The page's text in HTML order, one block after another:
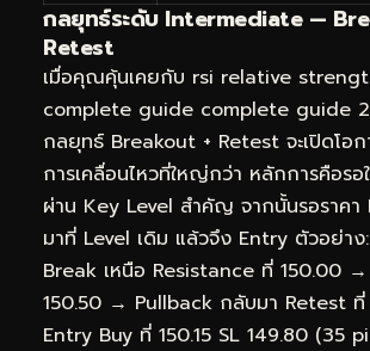
กลยุทธ์ระดับ Intermediate —
Retest
เมื่อคุณคุ้นเคยกับ rsi relative
complete guide complete guide
กลยุทธ์ Breakout + Retest จะเปิดโอ
การเคลื่อนไหวที่ใหญ่กว่า หลักการคือรอ
ผ่าน Key Level สำคัญ จากนั้นรอราค
มาที่ Level เดิม แล้วจึง Entry ตัวอย่าง:
Break เหนือ Resistance ที่ 150.00 →
150.50 → Pullback กลับมา Retest ที่
Entry Buy ที่ 150.15 SL 149.80 (35